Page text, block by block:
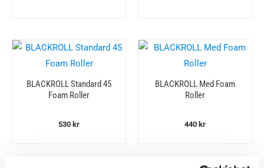
BLACKROLL Standard 45
Foam Roller
530 kr
BLACKROLL Med Foam
Roller
440 kr